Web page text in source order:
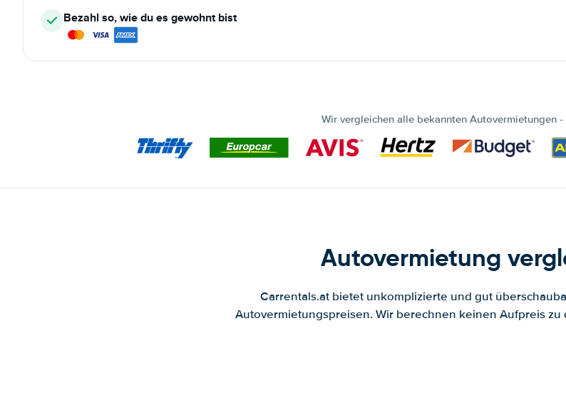
Bezahl so, wie du es gewohnt bist
Wir vergleichen alle bekannten Autovermietungen -
Autovermietung
Carrentals.at bietet unkomplizierte und gut
Autovermietungspreisen. Wir berechnen keinen Aufpreis